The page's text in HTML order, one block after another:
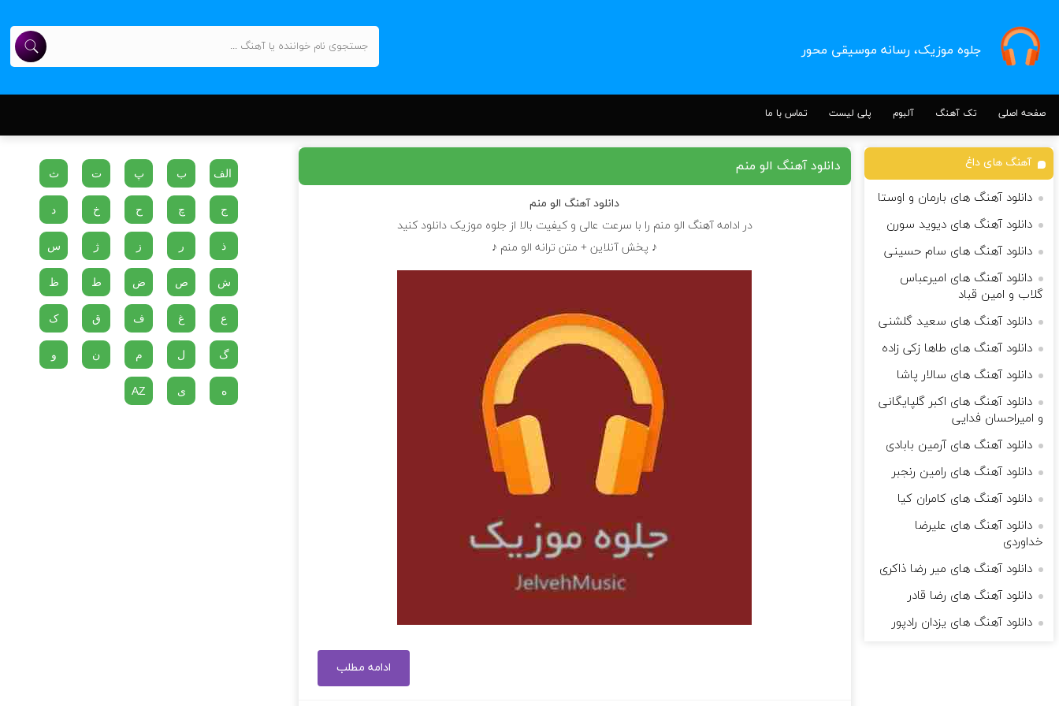
جلوه موزیک، رسانه موسیقی محور
صفحه اصلی تک آهنگ آلبوم پلی لیست تماس با ما
دانلود آهنگ الو منم
دانلود آهنگ الو منم
در ادامه آهنگ الو منم را با سرعت عالی و کیفیت بالا از جلوه موزیک دانلود کنید
♪ پخش آنلاین + متن ترانه الو منم ♪
ادامه مطلب
آهنگ های داغ
دانلود آهنگ های بارمان و اوستا
دانلود آهنگ های دیوید سورن
دانلود آهنگ های سام حسینی
دانلود آهنگ های امیرعباس
گلاب و امین قباد
دانلود آهنگ های سعید گلشنی
دانلود آهنگ های طاها زکی زاده
دانلود آهنگ های سالار پاشا
دانلود آهنگ های اکبر گلپایگانی
و امیراحسان فدایی
دانلود آهنگ های آرمین بابادی
دانلود آهنگ های رامین رنجبر
دانلود آهنگ های کامران کیا
دانلود آهنگ های علیرضا
خداوردی
دانلود آهنگ های میر رضا ذاکری
دانلود آهنگ های رضا قادر
دانلود آهنگ های یزدان رادپور
الف ب پ ت ث
ج چ ح خ د
ذ ر ز ژ س
ش ص ض ط ظ
ع غ ف ق ک
گ ل م ن و
ه ی AZ